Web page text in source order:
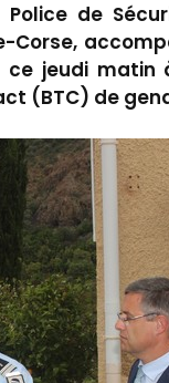
de
Corse,
ce jeudi matin
(BTC) de